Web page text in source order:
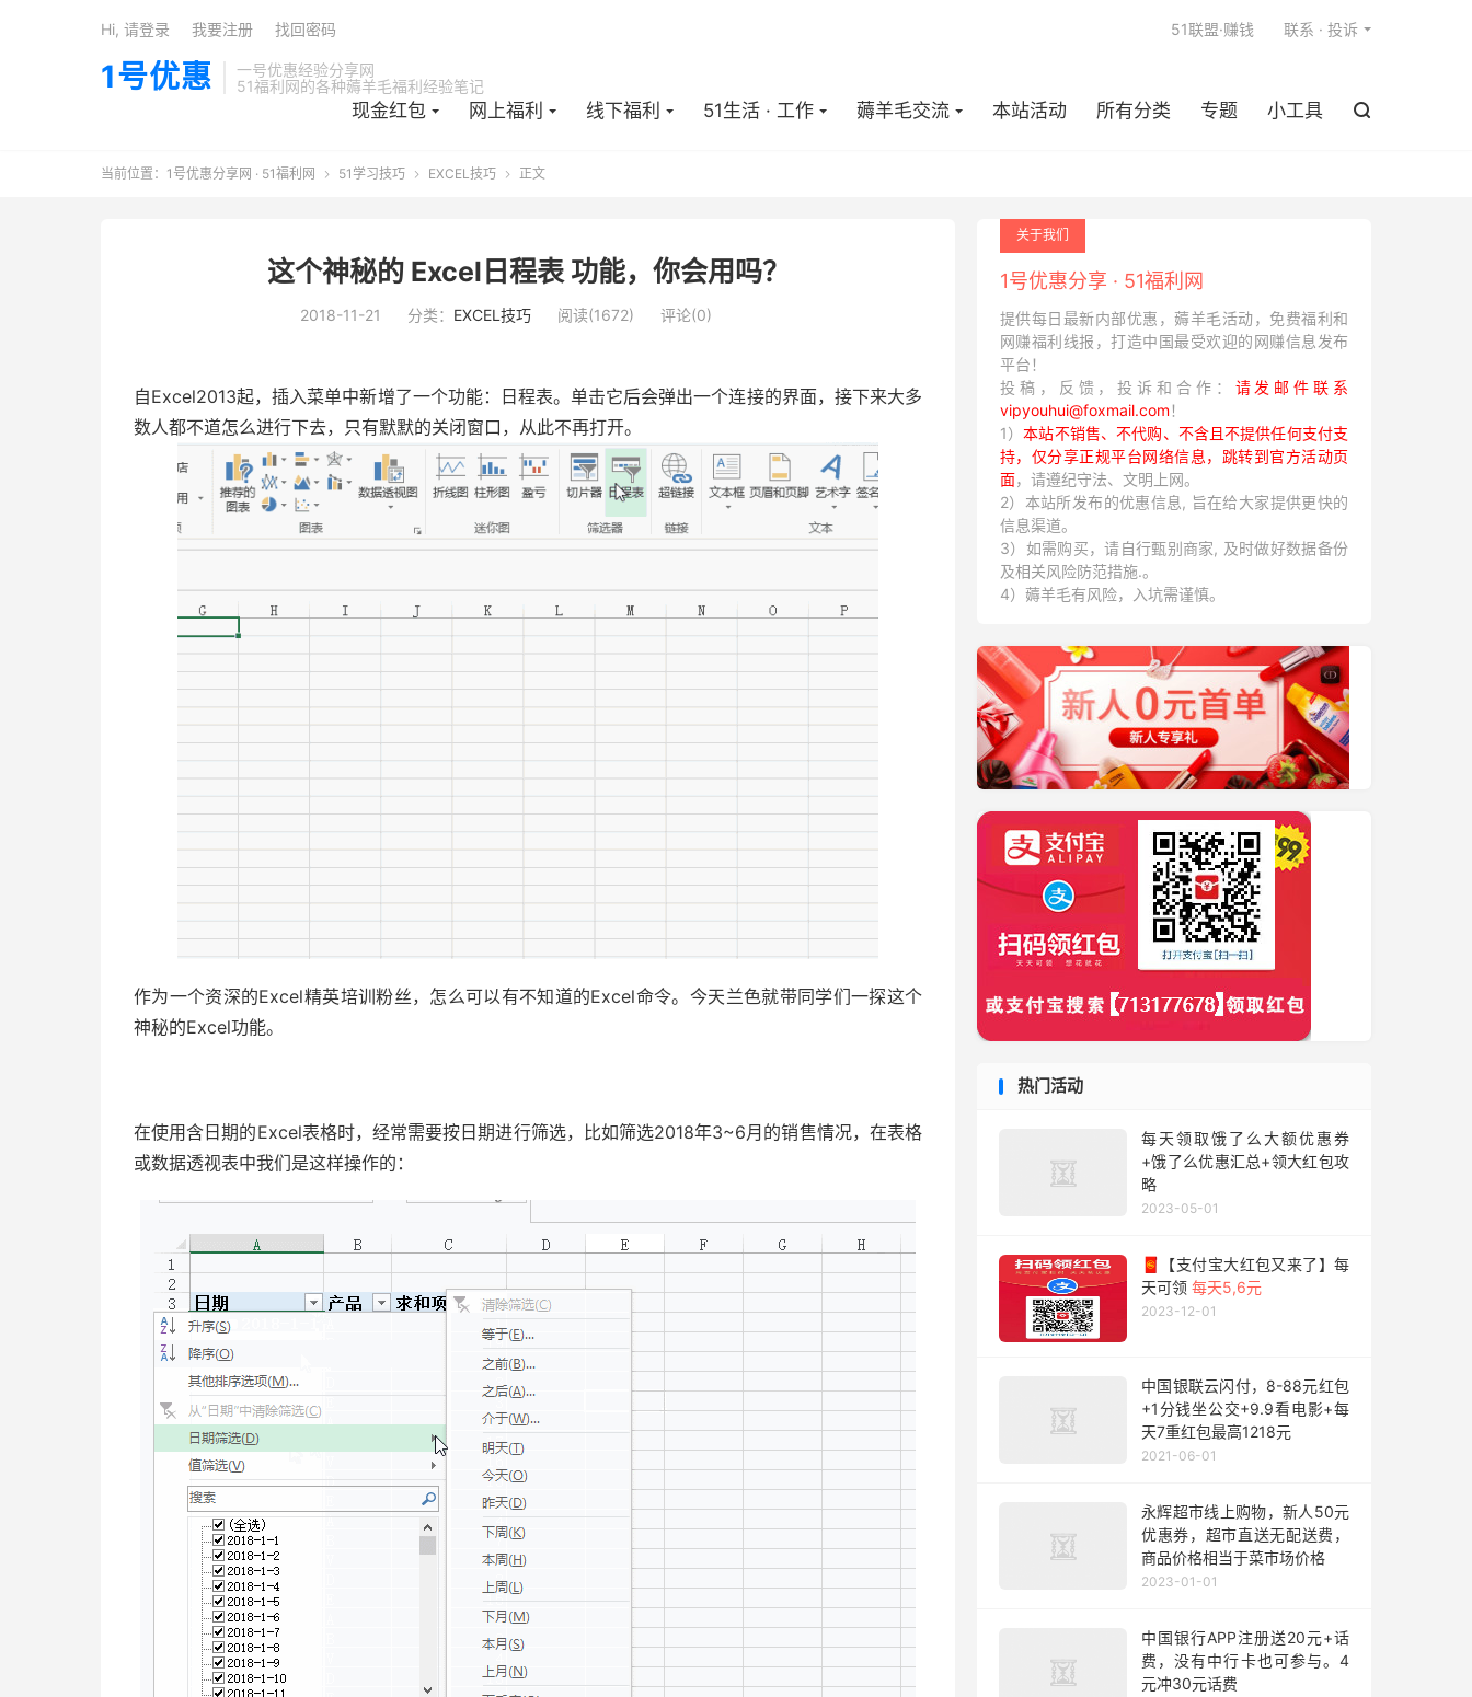
1号优惠
一号优惠经验分享网
51福利网的各种薅羊毛福利经验笔记
现金红包 网上福利 线下福利 51生活 · 工作 薅羊毛交流 本站活动 所有分类 专题 小工具 
51联盟·赚钱 联系 · 投诉
Hi, 请登录 我要注册 找回密码
当前位置： 1号优惠分享网 · 51福利网  51学习技巧  EXCEL技巧  正文
这个神秘的 Excel日程表 功能，你会用吗？
2018-11-21 分类： EXCEL技巧 阅读(1672) 评论(0)
自Excel2013起，插入菜单中新增了一个功能：日程表。单击它后会弹出一个连接的界面，接下来大多
数人都不道怎么进行下去，只有默默的关闭窗口，从此不再打开。
作为一个资深的Excel精英培训粉丝，怎么可以有不知道的Excel命令。今天兰色就带同学们一探这个
神秘的Excel功能。
在使用含日期的Excel表格时，经常需要按日期进行筛选，比如筛选2018年3~6月的销售情况，在表格
或数据透视表中我们是这样操作的：
关于我们
1号优惠分享 · 51福利网
提供每日最新内部优惠，薅羊毛活动，免费福利和
网赚福利线报，打造中国最受欢迎的网赚信息发布
平台！
投稿，反馈，投诉和合作： 请发邮件联系
vipyouhui@foxmail.com！
1）本站不销售、不代购、不含且不提供任何支付支
持，仅分享正规平台网络信息，跳转到官方活动页
面，请遵纪守法、文明上网。
2）本站所发布的优惠信息, 旨在给大家提供更快的
信息渠道。
3）如需购买，请自行甄别商家, 及时做好数据备份
及相关风险防范措施.。
4）薅羊毛有风险，入坑需谨慎。
热门活动
每天领取饿了么大额优惠券
+饿了么优惠汇总+领大红包攻
略
2023-05-01
🧧【支付宝大红包又来了】每
天可领 每天5,6元
2023-12-01
中国银联云闪付，8-88元红包
+1分钱坐公交+9.9看电影+每
天7重红包最高1218元
2021-06-01
永辉超市线上购物，新人50元
优惠券，超市直送无配送费，
商品价格相当于菜市场价格
2023-01-01
中国银行APP注册送20元+话
费，没有中行卡也可参与。4
元冲30元话费